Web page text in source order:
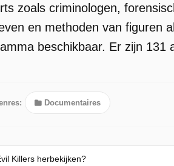
zoals criminologen,
en methoden van figuren
beschikbaar. Er zijn 131
Documentaires
Killers herbekijken?